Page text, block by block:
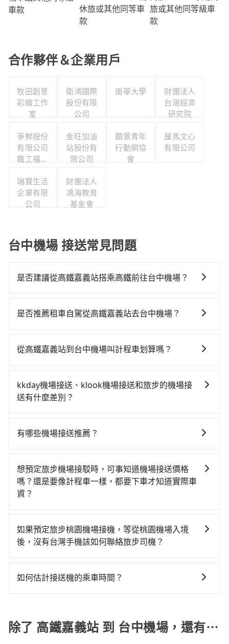
車款
休旅或其他同等車
款
旅或其他同等級車
款
合作夥伴＆企業用戶
牧田創意
彩繪工作
室
衛鴻國際
股份有限
公司
南華大學
財團法人
台灣經濟
研究院
爭鮮股份
有限公司
職工福利
金旺加油
站股份有
限公司
願景青年
行動網協
會
屋馬文心
有限公司
瑞寶生活
企業有限
公司
財團法人
鴻海教育
基金會
台中機場 接送常見問題
是否建議從高鐵嘉義站搭乘高鐵前往台中機場？
時、轉車麻煩，且難叫計程車前往高鐵站！從最早06:21
高鐵站約5分鐘，現場買票或月台等車時間約10分鐘，再
前排班的計程車，搭上小黃後約花31分鐘、車費900元
後，抵達台中機場 (台中市沙鹿區) 的目的地。全程加上
車僅有300多輛，計程車的密度為雙北的0.4%，換句話
費，看乘客是外地人便漫天喊價或恣意繞路。但如果全
程使用tripool並到府專車接送，則每人平均花費約670
元，費時1小時9分鐘。選擇搭乘高鐵而不預約包車，不
你僅有兩位乘車，也可參考tripool的拼車共乘服務，最
多可再節省50%的交通費用。
是否推薦租車自駕從高鐵嘉義站去台中機場？
路邊多天不用車，停車費與租車費用都是不小開支。
從高鐵嘉義站到台中機場叫計程車划算嗎？
灣大車隊，如果在路邊攔不到車，也可考慮打電話至嘉
義縣太保市當地唯一的計程車行-北港新港萬通計程車等
前預約，或偏好臨時叫車，那要注意嘉義縣僅有合法計
嘉義縣有些計程車司機不按錶計費，約有47%會採現場
議價，建議最好先上網預約，以免當場被坑受騙。綜合
以上，無論在價格或服務品質上，tripool都是你從高鐵
kkday機場接送、klook機場接送和旅步的機場接
送有什麼差別？
和專業服務，並提供線上客服服務及優於業界的取消政
司機的服務質量。
有哪些機場接送推薦？
推薦的首選。旅步提供多種車型選擇、透明的價格以及
優質的客服服務。還同步提供共乘服務，讓客戶有更經
濟實惠的選擇，旅步的服務，更適合滿足不同需求的旅
想預定旅步機場接駁時，可事知道機場接送價格
嗎？還是要像計程車一樣，都要下車才知道實際車
資？
預訂前在官網或app即時查詢並確認價格、完成預定。無
需像計程車一樣下車後才知道實際車資。這樣，您可以
如果預定旅步桃園機場接機，等從桃園機場入境
後，沒有台灣手機該如何聯絡旅步司機？
抵達桃園機場出關後，可以使用機場提供的免費Wi-Fi上
如何估計接送機的乘車時間？
外抓30分鐘的彈性時間。比方說正常台中到桃園機場要
1.5小時的車程，班機預計早上10點起飛，那保險就是早
除了 高鐵嘉義站 到 台中機場，還有⋯